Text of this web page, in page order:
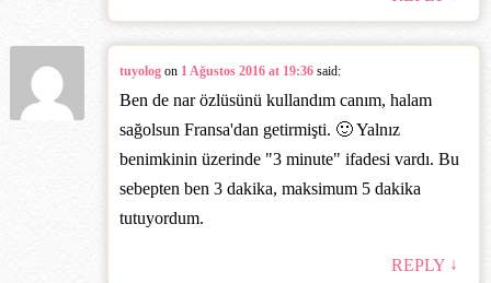
tuyolog on 1 Ağustos 2016 at 19:36 said:
Ben de nar özlüsünü kullandım canım, halam
sağolsun Fransa'dan getirmişti. 🙂 Yalnız
benimkinin üzerinde "3 minute" ifadesi vardı. Bu
sebepten ben 3 dakika, maksimum 5 dakika
tutuyordum.
REPLY ↓